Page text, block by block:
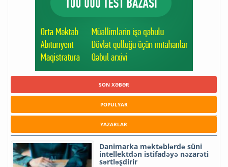
SON XƏBƏR
POPULYAR
YAZARLAR
Danimarka məktəblərdə süni
intellektdən istifadəyə nəzarəti
sərtləşdirir